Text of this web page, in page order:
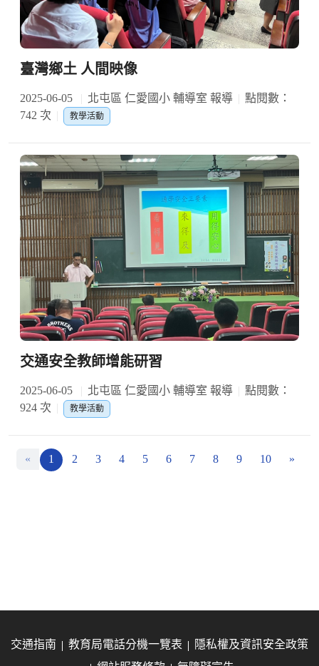
臺灣鄉土 人間映像
2025-06-05 北屯區 仁愛國小 輔導室 報導
點閱數：
742 次
教學活動
交通安全教師增能研習
2025-06-05 北屯區 仁愛國小 輔導室 報導
點閱數：
924 次
教學活動
« 1 2 3 4 5 6 7 8 9 10 »
交通指南 教育局電話分機一覽表
隱私權及資訊安全政策